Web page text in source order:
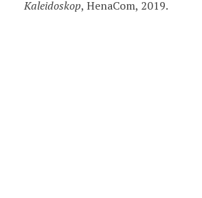
Kaleidoskop, HenaCom, 2019.